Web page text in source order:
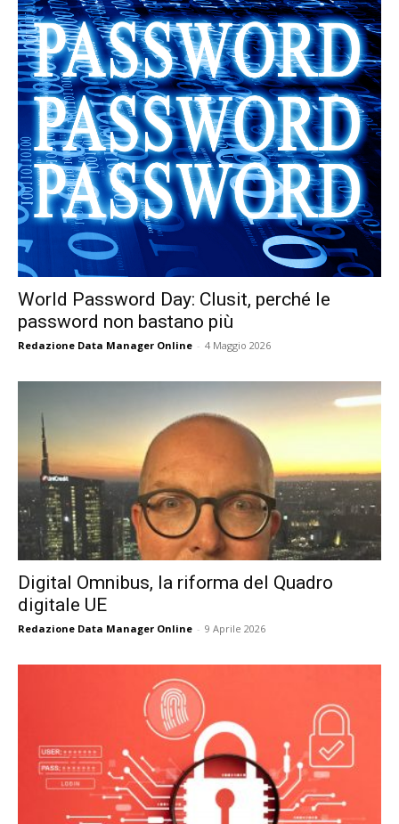
World Password Day: Clusit, perché le
password non bastano più
Redazione Data Manager Online - 4 Maggio 2026
Digital Omnibus, la riforma del Quadro
digitale UE
Redazione Data Manager Online - 9 Aprile 2026